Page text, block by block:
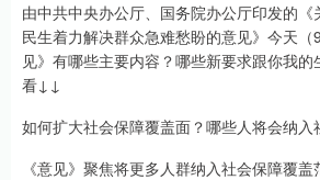
由中共中央办公厅、国务院办公厅印发的
民生着力解决群众急难愁盼的意见》今天
见》有哪些主要内容？哪些新要求跟你我
看↓↓
如何扩大社会保障覆盖面？哪些人将会纳入
《意见》聚焦将更多人群纳入社会保障覆